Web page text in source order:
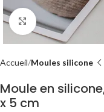
Click to enlarge
Accueil Moules silicone
Moule en
x 5 cm